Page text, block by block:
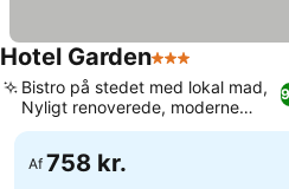
Hotel Garden3 Stjerner
Bistro på stedet med lokal mad,
Nyligt renoverede, moderne
værelser
Af 758 kr.